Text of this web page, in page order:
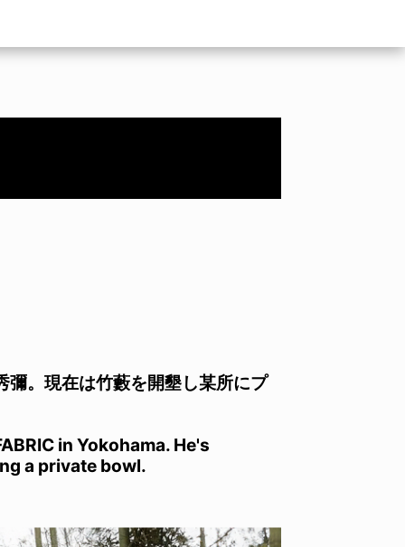
彌。現在は竹藪を開墾し某所にプ
in Yokohama. He's
a private bowl.